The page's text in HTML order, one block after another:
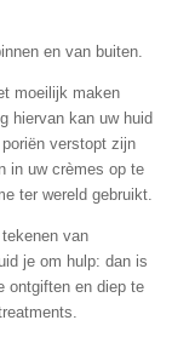
en van buiten.
moeilijk maken
hiervan kan uw huid
verstopt zijn
in uw crèmes op te
ter wereld gebruikt.
van
je om hulp: dan is
ontgiften en diep te